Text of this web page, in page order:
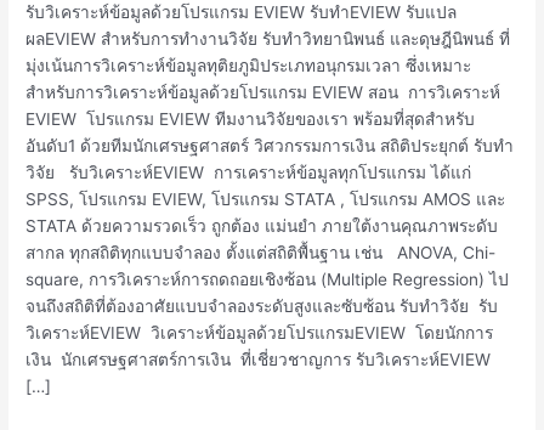
รับวิเคราะห์ข้อมูลด้วยโปรแกรม EVIEW รับทำEVIEW รับแปล
ผลEVIEW สำหรับการทำงานวิจัย รับทำวิทยานิพนธ์ และดุษฎีนิพนธ์ ที่
มุ่งเน้นการวิเคราะห์ข้อมูลทุติยภูมิประเภทอนุกรมเวลา ซึ่งเหมาะ
สำหรับการวิเคราะห์ข้อมูลด้วยโปรแกรม EVIEW สอน การวิเคราะห์
EVIEW โปรแกรม EVIEW ทีมงานวิจัยของเรา พร้อมที่สุดสำหรับ
อันดับ1 ด้วยทีมนักเศรษฐศาสตร์ วิศวกรรมการเงิน สถิติประยุกต์ รับทำ
วิจัย รับวิเคราะห์EVIEW การเคราะห์ข้อมูลทุกโปรแกรม ได้แก่
SPSS, โปรแกรม EVIEW, โปรแกรม STATA , โปรแกรม AMOS และ
STATA ด้วยความรวดเร็ว ถูกต้อง แม่นยำ ภายใต้งานคุณภาพระดับ
สากล ทุกสถิติทุกแบบจำลอง ตั้งแต่สถิติพื้นฐาน เช่น ANOVA, Chi-
square, การวิเคราะห์การถดถอยเชิงซ้อน (Multiple Regression) ไป
จนถึงสถิติที่ต้องอาศัยแบบจำลองระดับสูงและซับซ้อน รับทำวิจัย รับ
วิเคราะห์EVIEW วิเคราะห์ข้อมูลด้วยโปรแกรมEVIEW โดยนักการ
เงิน นักเศรษฐศาสตร์การเงิน ที่เชี่ยวชาญการ รับวิเคราะห์EVIEW
[…]
ใช้
ใช้
EVIEW